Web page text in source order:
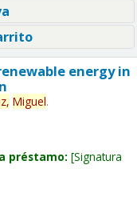
energy in
Miguel.
préstamo: Signatura